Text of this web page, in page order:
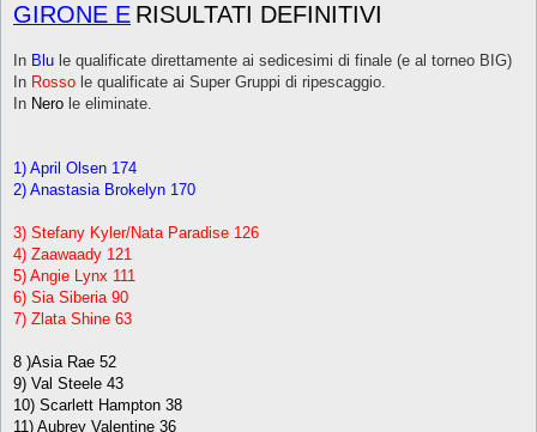
GIRONE E RISULTATI DEFINITIVI
In Blu le qualificate direttamente ai sedicesimi di finale (e al torneo BIG)
In Rosso le qualificate ai Super Gruppi di ripescaggio.
In Nero le eliminate.
1) April Olsen 174
2) Anastasia Brokelyn 170
3) Stefany Kyler/Nata Paradise 126
4) Zaawaady 121
5) Angie Lynx 111
6) Sia Siberia 90
7) Zlata Shine 63
8 )Asia Rae 52
9) Val Steele 43
10) Scarlett Hampton 38
11) Aubrey Valentine 36